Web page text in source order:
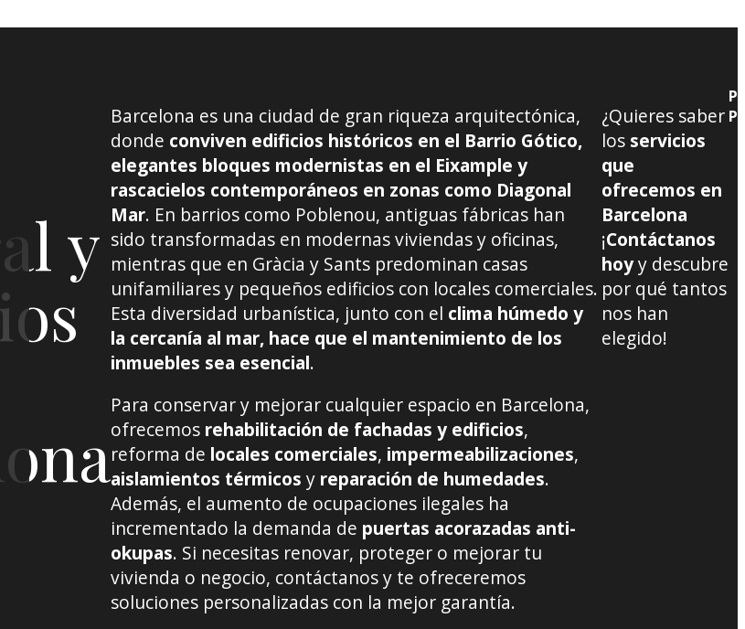
y
Barcelona es una ciudad de gran riqueza arquitectónica,
donde conviven edificios históricos en el Barrio Gótico,
elegantes bloques modernistas en el Eixample y
rascacielos contemporáneos en zonas como Diagonal
Mar. En barrios como Poblenou, antiguas fábricas han
sido transformadas en modernas viviendas y oficinas,
mientras que en Gràcia y Sants predominan casas
unifamiliares y pequeños edificios con locales comerciales.
Esta diversidad urbanística, junto con el clima húmedo y
la cercanía al mar, hace que el mantenimiento de los
inmuebles sea esencial.
Para conservar y mejorar cualquier espacio en Barcelona,
ofrecemos rehabilitación de fachadas y edificios,
reforma de locales comerciales, impermeabilizaciones,
aislamientos térmicos y reparación de humedades.
Además, el aumento de ocupaciones ilegales ha
incrementado la demanda de puertas acorazadas anti-
okupas. Si necesitas renovar, proteger o mejorar tu
vivienda o negocio, contáctanos y te ofreceremos
soluciones personalizadas con la mejor garantía.
¿Quieres saber
los servicios
que
ofrecemos en
Barcelona
¡Contáctanos
hoyy descubre
por qué tantos
nos han
elegido!